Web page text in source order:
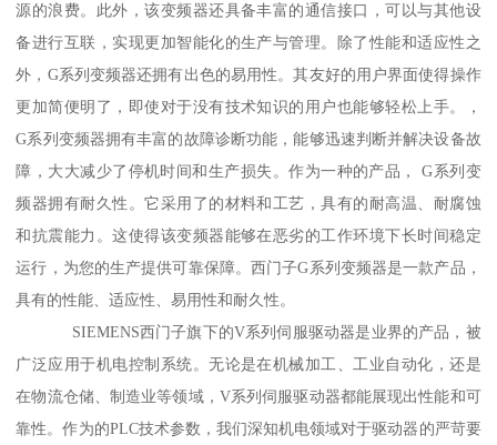
源的浪费。此外，该变频器还具备丰富的通信接口，可以与其他设
备进行互联，实现更加智能化的生产与管理。除了性能和适应性之
外，G系列变频器还拥有出色的易用性。其友好的用户界面使得操作
更加简便明了，即使对于没有技术知识的用户也能够轻松上手。，
G系列变频器拥有丰富的故障诊断功能，能够迅速判断并解决设备故
障，大大减少了停机时间和生产损失。作为一种的产品， G系列变
频器拥有耐久性。它采用了的材料和工艺，具有的耐高温、耐腐蚀
和抗震能力。这使得该变频器能够在恶劣的工作环境下长时间稳定
运行，为您的生产提供可靠保障。西门子G系列变频器是一款产品，
具有的性能、适应性、易用性和耐久性。
SIEMENS西门子旗下的V系列伺服驱动器是业界的产品，被
广泛应用于机电控制系统。无论是在机械加工、工业自动化，还是
在物流仓储、制造业等领域，V系列伺服驱动器都能展现出性能和可
靠性。作为的PLC技术参数，我们深知机电领域对于驱动器的严苛要